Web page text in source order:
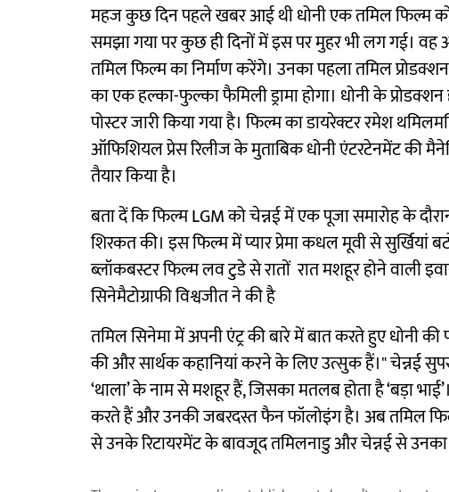
महज कुछ दिन पहले खबर आई थी धोनी एक तमिल फिल्म
समझा गया पर कुछ ही दिनों में इस पर मुहर भी लग गई।
तमिल फिल्म का निर्माण करेंगे। उनका पहला तमिल
का एक हल्का-फुल्का फैमिली ड्रामा होगा। धोनी के
पोस्टर जारी किया गया है। फिल्म का डायरेक्टर रमेश
ऑफिशियल प्रेस रिलीज के मुताबिक धोनी एंटरटेनमेंट की
तैयार किया है।
बता दें कि फिल्म LGM को चेन्नई में एक पूजा समारोह के
शिरकत की। इस फिल्म में प्यार प्रेमा कधल मूवी से सुर्खियां
ब्लॉकबस्टर फिल्म लव टुडे से रातों रात मशहूर होने वाली
सिनेमैटोग्राफी विश्वजीत ने की है
तमिल सिनेमा में अपनी एंट्र की बारे में बात करते हुए धोनी
की और सार्थक कहानियां करने के लिए उत्सुक हैं।" चेन्नई
‘थाला’ के नाम से मशहूर हैं, जिसका मतलब होता है ‘बड़ा
करते हैं और उनकी जबरदस्त फैन फॉलोइंग है। अब तमिल
से उनके रिटायरमेंट के बावजूद तमिलनाडु और चेन्नई से उनका